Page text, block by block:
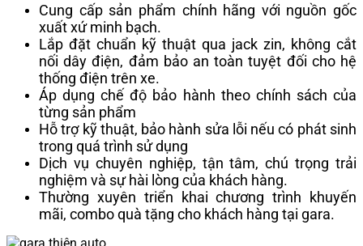
Cung cấp sản phẩm chính hãng với nguồn gốc
xuất xứ minh bạch.
Lắp đặt chuẩn kỹ thuật qua jack zin, không cắt
nối dây điện, đảm bảo an toàn tuyệt đối cho hệ
thống điện trên xe.
Áp dụng chế độ bảo hành theo chính sách của
từng sản phẩm
Hỗ trợ kỹ thuật, bảo hành sửa lỗi nếu có phát sinh
trong quá trình sử dụng
Dịch vụ chuyên nghiệp, tận tâm, chú trọng trải
nghiệm và sự hài lòng của khách hàng.
Thường xuyên triển khai chương trình khuyến
mãi, combo quà tặng cho khách hàng tại gara.